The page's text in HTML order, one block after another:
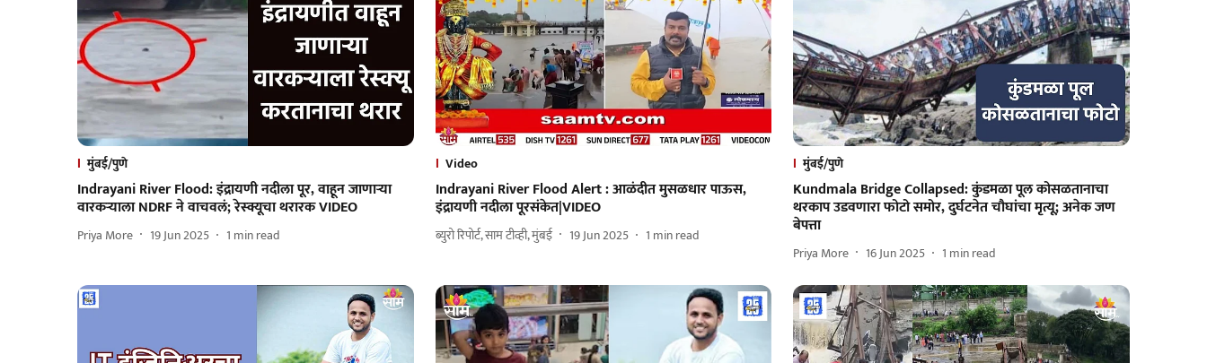
मुंबई/पुणे
Indrayani River Flood: इंद्रायणी नदीला पूर, वाहून जाणाऱ्या
वारकऱ्याला NDRF ने वाचवलं; रेस्क्यूचा थरारक VIDEO
Priya More 19 Jun 2025 1 min read
Video
Indrayani River Flood Alert : आळंदीत मुसळधार पाऊस,
इंद्रायणी नदीला पूरसंकेत|VIDEO
ब्युरो रिपोर्ट, साम टीव्ही, मुंबई 19 Jun 2025 1 min read
मुंबई/पुणे
Kundmala Bridge Collapsed: कुंडमळा पूल कोसळतानाचा
थरकाप उडवणारा फोटो समोर, दुर्घटनेत चौघांचा मृत्यू; अनेक जण
बेपत्ता
Priya More 16 Jun 2025 1 min read